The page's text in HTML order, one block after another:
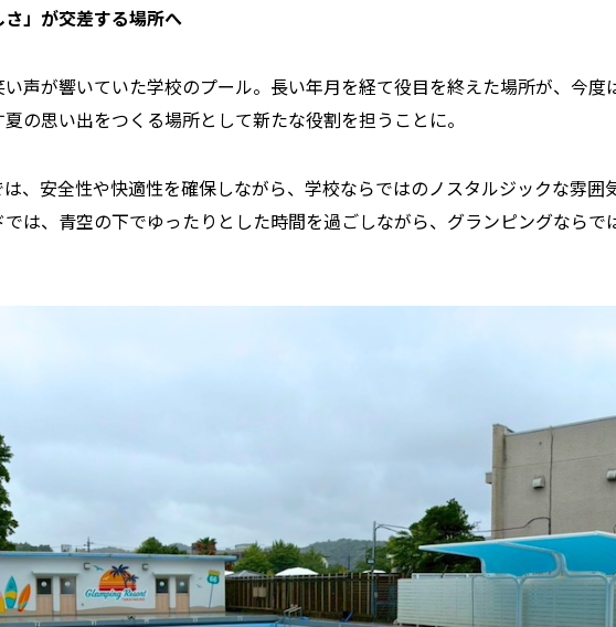
さ」が交差する場所へ
声が響いていた学校のプール。長い年月を経て役目を終えた場所が、今度
の思い出をつくる場所として新たな役割を担うことに。
、安全性や快適性を確保しながら、学校ならではのノスタルジックな雰囲
は、青空の下でゆったりとした時間を過ごしながら、グランピングならで